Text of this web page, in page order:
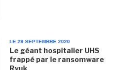
LE 29 SEPTEMBRE 2020
Le géant hospitalier UHS
frappé par le ransomware
Ryuk